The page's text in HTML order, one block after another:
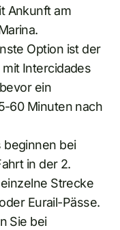
Ankunft am
Option ist der
Intercidades
ein
60 Minuten nach
bei
in der 2.
Strecke
Eurail-Pässe.
Sie bei